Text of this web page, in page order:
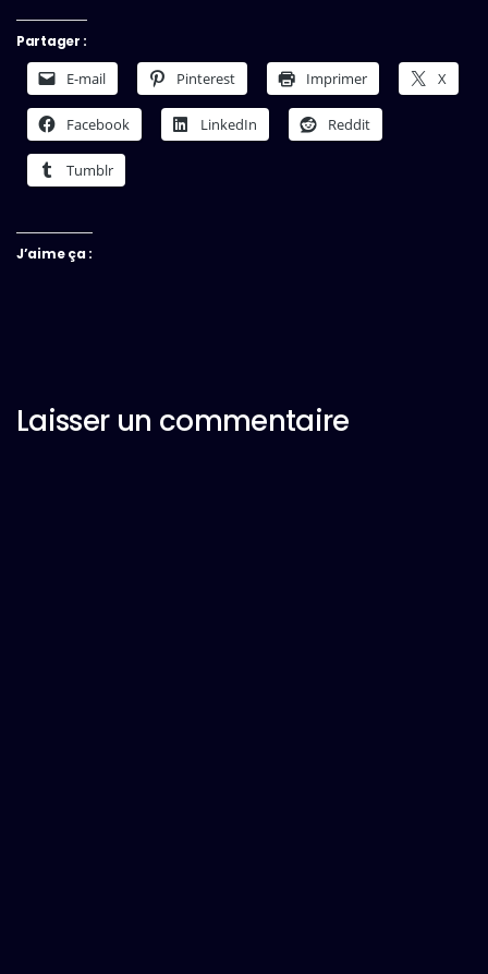
Partager :
E-mail Pinterest Imprimer X
Facebook LinkedIn Reddit
Tumblr
J’aime ça :
Laisser un commentaire